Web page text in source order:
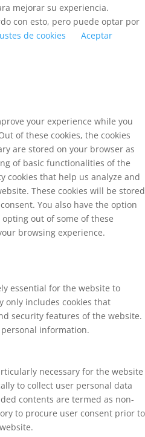
mejorar su experiencia.
con esto, pero puede optar por
de cookies
Aceptar
your experience while you
of these cookies, the cookies
are stored on your browser as
of basic functionalities of the
cookies that help us analyze and
These cookies will be stored
You also have the option
out of some of these
browsing experience.
essential for the website to
only includes cookies that
security features of the website.
information.
necessary for the website
to collect user personal data
contents are termed as non-
to procure user consent prior to